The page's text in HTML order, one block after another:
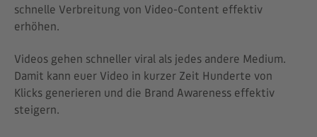
schnelle Verbreitung von Video-Content effektiv
erhöhen.
Videos gehen schneller viral als jedes andere Medium.
Damit kann euer Video in kurzer Zeit Hunderte von
Klicks generieren und die Brand Awareness effektiv
steigern.